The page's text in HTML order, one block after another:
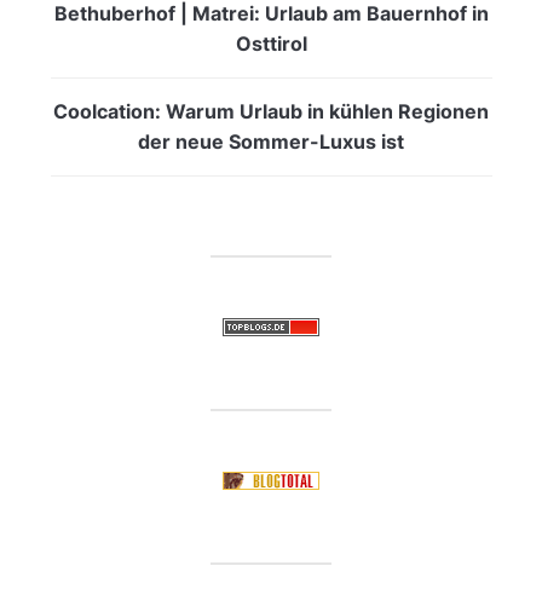
Bethuberhof | Matrei: Urlaub am Bauernhof in
Osttirol
Coolcation: Warum Urlaub in kühlen Regionen
der neue Sommer-Luxus ist